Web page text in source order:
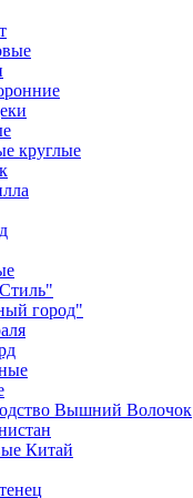
круглые
город"
Вышний Волочок
Китай